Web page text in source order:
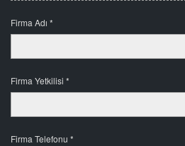
Firma Adı *
Firma Yetkilisi *
Firma Telefonu *